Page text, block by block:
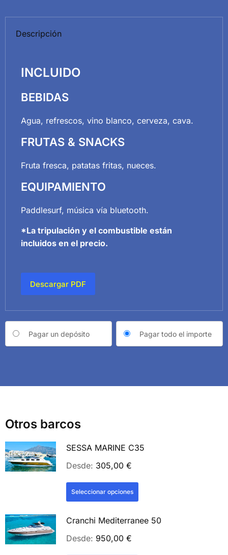
Descripción
INCLUIDO
BEBIDAS
Agua, refrescos, vino blanco, cerveza, cava.
FRUTAS & SNACKS
Fruta fresca, patatas fritas, nueces.
EQUIPAMIENTO
Paddlesurf, música vía bluetooth.
*La tripulación y el combustible están
incluidos en el precio.
Descargar PDF
Choose
your
Pagar un depósito Pagar todo el importe
Otros barcos
SESSA MARINE C35
Desde: 305,00 €
Seleccionar opciones
Cranchi Mediterranee 50
Desde: 950,00 €